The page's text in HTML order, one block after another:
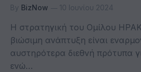
By BizNow 10 Ιουνίου 2024
Η στρατηγική του Ομίλου
βιώσιμη ανάπτυξη είναι
αυστηρότερα διεθνή πρότυπα
ενώ…